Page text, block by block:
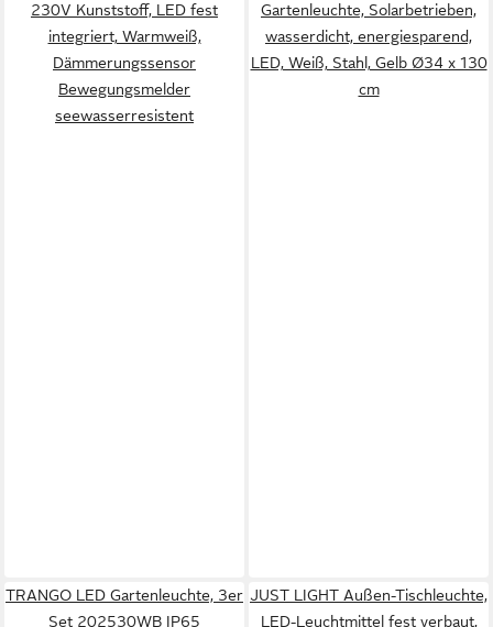
230V Kunststoff, LED fest
integriert, Warmweiß,
Dämmerungssensor
Bewegungsmelder
seewasserresistent
Gartenleuchte, Solarbetrieben,
wasserdicht, energiesparend,
LED, Weiß, Stahl, Gelb Ø34 x 130
cm
TRANGO LED Gartenleuchte, 3er
Set 202530WB IP65
JUST LIGHT Außen-Tischleuchte,
LED-Leuchtmittel fest verbaut,